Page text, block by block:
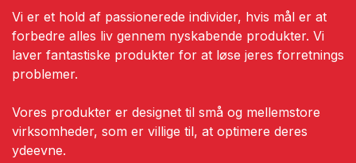
Vi er et hold af passionerede individer, hvis mål er at
forbedre alles liv gennem nyskabende produkter. Vi
laver fantastiske produkter for at løse jeres forretnings
problemer.
Vores produkter er designet til små og mellemstore
virksomheder, som er villige til, at optimere deres
ydeevne.